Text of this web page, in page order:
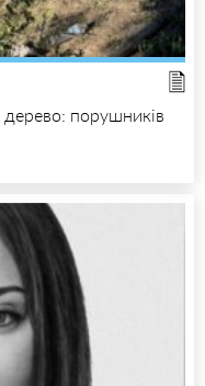
порушників